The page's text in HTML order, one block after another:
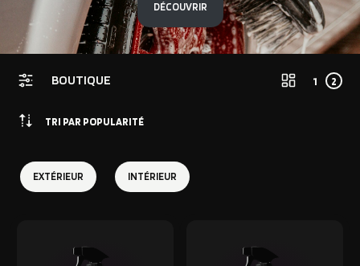
DÉCOUVRIR
BOUTIQUE
TRI PAR POPULARITÉ
1 2
EXTÉRIEUR INTÉRIEUR